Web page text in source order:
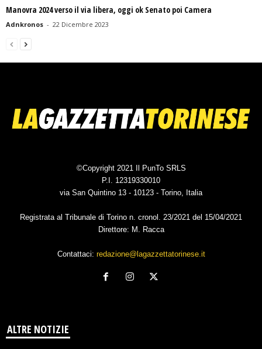
Manovra 2024 verso il via libera, oggi ok Senato poi Camera
Adnkronos - 22 Dicembre 2023
©Copyright 2021 Il PunTo SRLS
P.I. 12319330010
via San Quintino 13 - 10123 - Torino, Italia
Registrata al Tribunale di Torino n. cronol. 23/2021 del 15/04/2021
Direttore: M. Racca
Contattaci: redazione@lagazzettatorinese.it
ALTRE NOTIZIE